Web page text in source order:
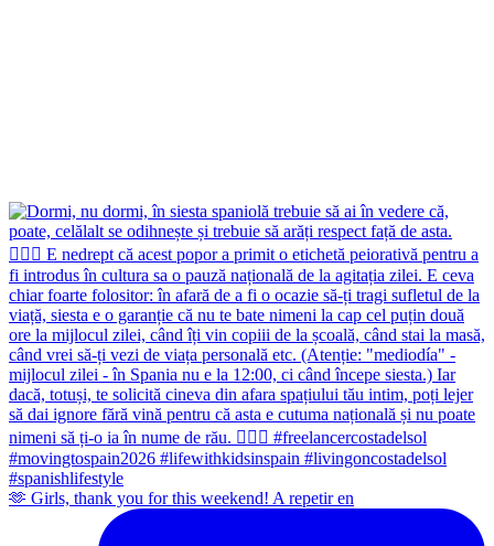
🫶 Girls, thank you for this weekend! A repetir en